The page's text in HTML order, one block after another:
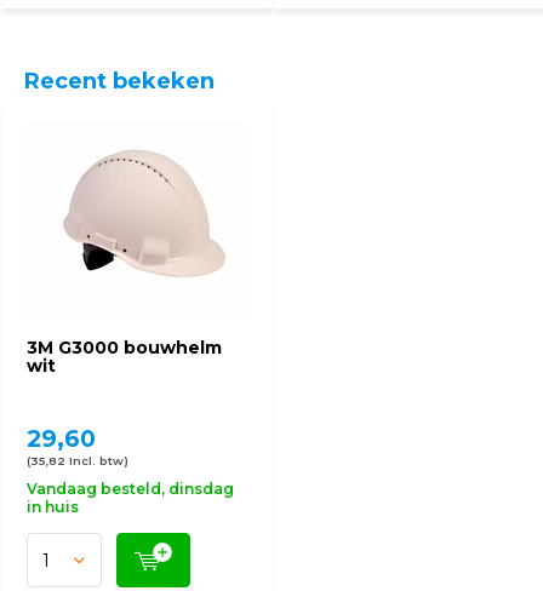
Recent bekeken
3M G3000 bouwhelm
wit
29,60
(35,82 Incl. btw)
Vandaag besteld, dinsdag
in huis